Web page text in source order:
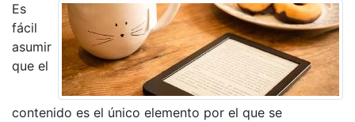
Es
fácil
asumir
que el
contenido es el único elemento por el que se